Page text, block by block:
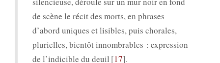
de scène le récit des morts, en phrases
d’abord uniques et lisibles, puis chorales,
plurielles, bientôt innombrables : expression
de l’indicible du deuil 17 .